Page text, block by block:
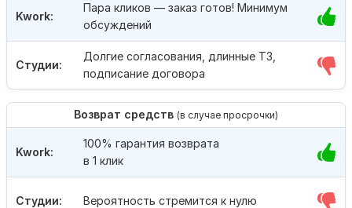
Студии:
Долгие согласования, длинные ТЗ,
подписание договора
Kwork:
Пара кликов — заказ готов! Минимум
обсуждений
Возврат средств (в случае просрочки)
Студии: Вероятность стремится к нулю
Kwork:
100% гарантия возврата
в 1 клик